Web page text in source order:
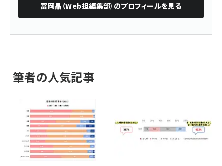
冨岡晶（Web担編集部） のプロフィールを見る
筆者の人気記事